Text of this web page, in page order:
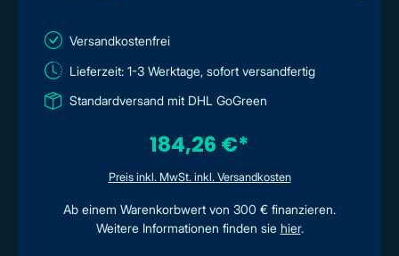
Versandkostenfrei
Lieferzeit: 1-3 Werktage, sofort versandfertig
Standardversand mit DHL GoGreen
184,26 €*
Preis inkl. MwSt. inkl. Versandkosten
Ab einem Warenkorbwert von 300 € finanzieren.
Weitere Informationen finden sie hier.